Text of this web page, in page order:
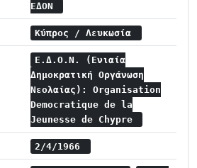
ΕΔΟΝ
Κύπρος / Λευκωσία
Ε.Δ.Ο.Ν. (Ενιαία
Δημοκρατική Οργάνωση
Νεολαίας): Organisation
Democratique de la
Jeunesse de Chypre
2/4/1966